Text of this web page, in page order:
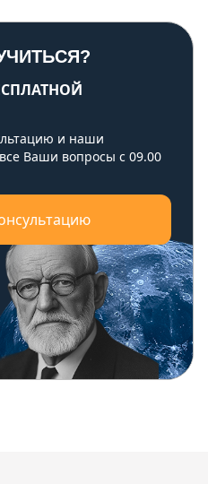
и наши
Ваши вопросы с 09.00